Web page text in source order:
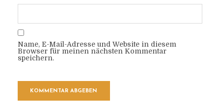
Name, E-Mail-Adresse und Website in diesem
Browser für meinen nächsten Kommentar
speichern.